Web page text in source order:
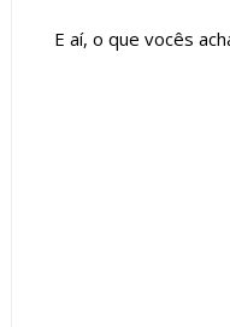
E aí, o que vocês